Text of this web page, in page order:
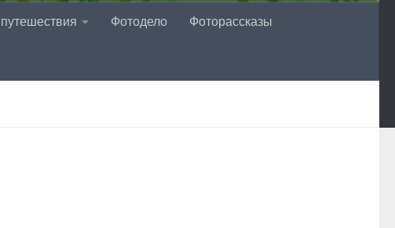
Фотодело Фоторассказы